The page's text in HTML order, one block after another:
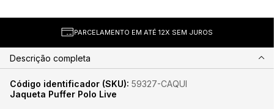
PARCELAMENTO EM ATÉ 12X SEM JUROS
Descrição completa
Código identificador (SKU): 59327-CAQUI
Jaqueta Puffer Polo Live